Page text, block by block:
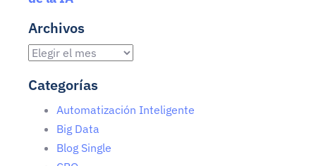
Archivos
Categorías
Automatización Inteligente
Big Data
Blog Single